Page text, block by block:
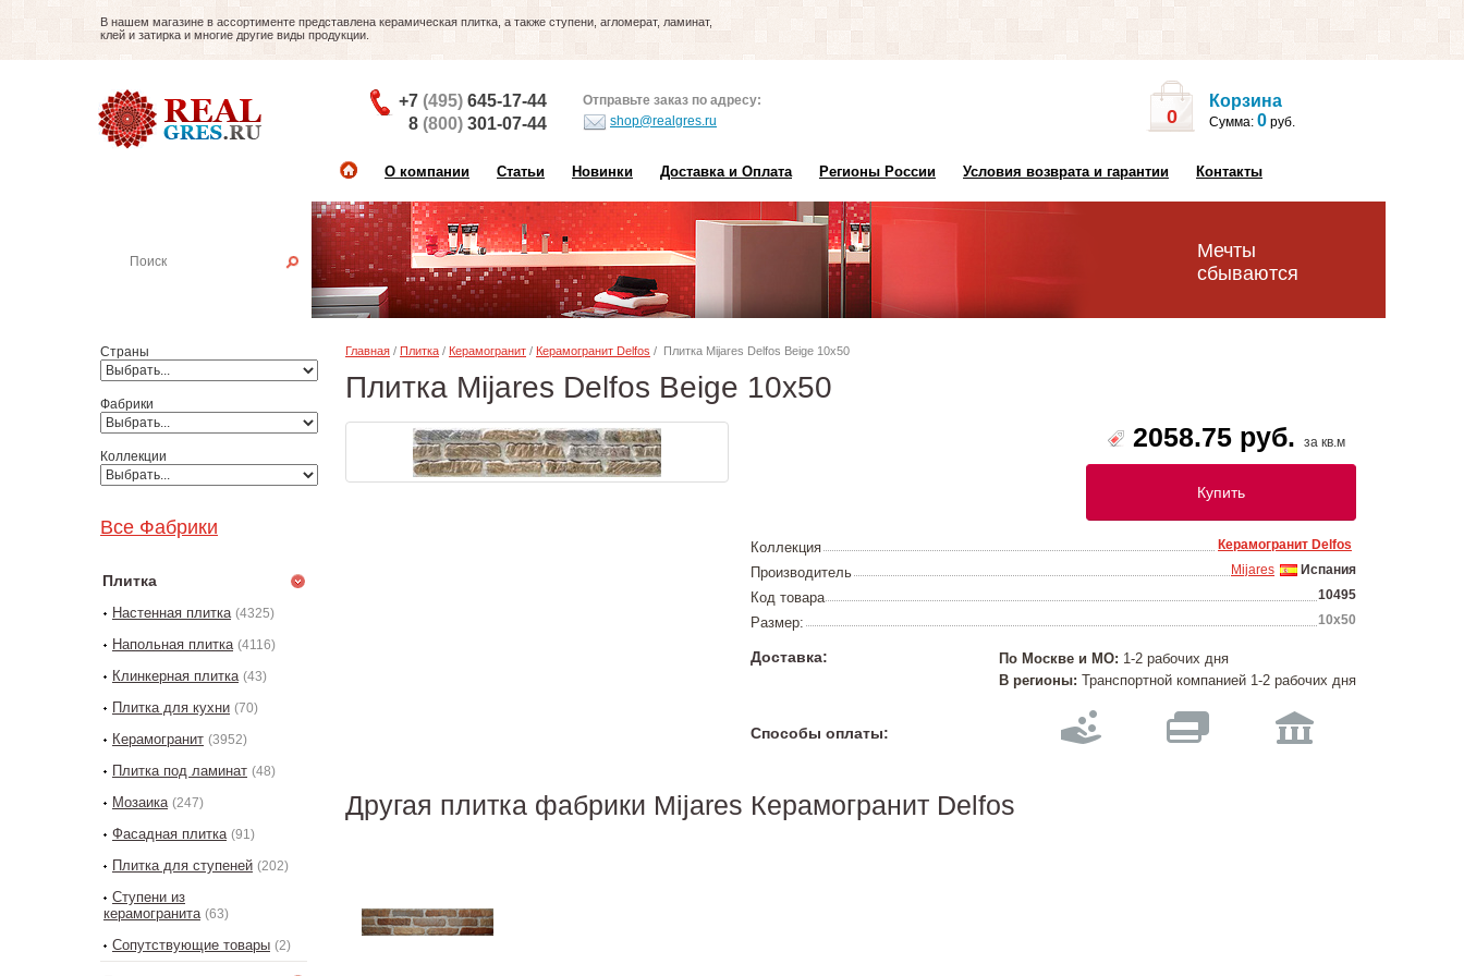
В нашем магазине в ассортименте представлена керамическая плитка, а также ступени, агломерат, ламинат,
клей и затирка и многие другие виды продукции.
+7 (495) 645-17-44
8 (800) 301-07-44
Отправьте заказ по адресу:
shop@realgres.ru
0
Корзина
Сумма: 0 руб.
О компании Статьи Новинки Доставка и Оплата Регионы России Условия возврата и гарантии Контакты
Мечты
сбываются
Страны
Фабрики
Коллекции
Все Фабрики
Плитка
Настенная плитка (4325)
Напольная плитка (4116)
Клинкерная плитка (43)
Плитка для кухни (70)
Керамогранит (3952)
Плитка под ламинат (48)
Мозаика (247)
Фасадная плитка (91)
Плитка для ступеней (202)
Ступени из
керамогранита (63)
Сопутствующие товары (2)
Главная / Плитка / Керамогранит / Керамогранит Delfos / Плитка Mijares Delfos Beige 10х50
Плитка Mijares Delfos Beige 10х50
2058.75 руб. за кв.м
Купить
Коллекция Керамогранит Delfos
Производитель Испания
Mijares
Код товара 10495
Размер: 10х50
Доставка: По Москве и МО: 1-2 рабочих дня
В регионы: Транспортной компанией 1-2 рабочих дня
Способы оплаты:
Другая плитка фабрики Mijares Керамогранит Delfos